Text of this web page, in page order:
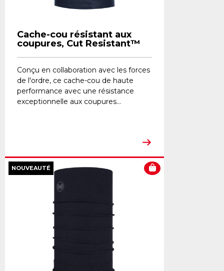
Cache-cou résistant aux
coupures, Cut Resistant™
Conçu en collaboration avec les forces
de l'ordre, ce cache-cou de haute
performance avec une résistance
exceptionnelle aux coupures...
NOUVEAUTÉ